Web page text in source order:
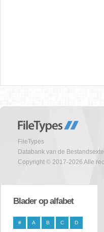
FileTypes
Databank van de
Copyright © 2017-2026 Alle
Blader op alfabet
# A B C D